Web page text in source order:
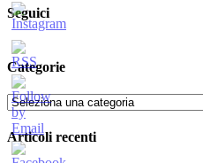
Seguici
Categorie
Categorie
Articoli recenti